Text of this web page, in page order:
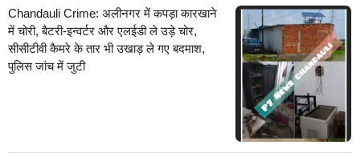
Chandauli Crime: अलीनगर में कपड़ा कारखाने
में चोरी, बैटरी-इन्वर्टर और एलईडी ले उड़े चोर,
सीसीटीवी कैमरे के तार भी उखाड़ ले गए बदमाश,
पुलिस जांच में जुटी